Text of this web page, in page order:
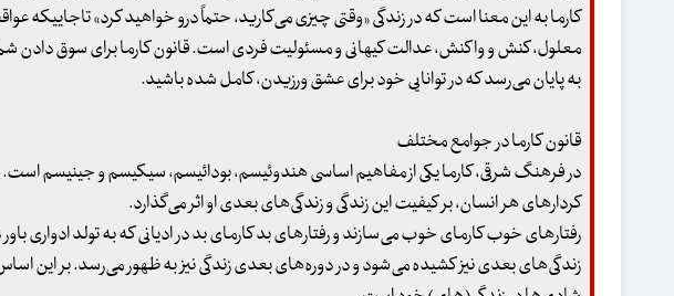
کارما به این معنا است که در زندگی «وقتی چیزی می‌کارید، حتماً درو خواهید کرد» تاجاییکه
معلول، کنش و واکنش، عدالت کیهانی و مسئولیت فردی است. قانون کارما برای سوق دادن شما
به پایان می‌رسد که در توانایی خود برای عشق ورزیدن، کامل شده باشید.
قانون کارما در جوامع مختلف
در فرهنگ شرقی، کارما یکی از مفاهیم اساسی هندوئیسم، بودائیسم، سیکیسم و جینیسم
کردارهای هر انسان، بر کیفیت این زندگی و زندگی‌های بعدی او اثر می‌گذارد.
رفتارهای خوب کارمای خوب می‌سازند و رفتارهای بد کارمای بد در ادیانی که به تولد ادواری
زندگی‌های بعدی نیز کشیده می‌شود و در دوره‌های بعدی زندگی نیز به ظهور می‌رسد. بر این